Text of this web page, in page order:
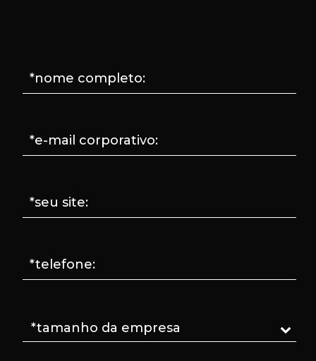
*nome completo:
*e-mail corporativo:
*seu site:
*telefone: